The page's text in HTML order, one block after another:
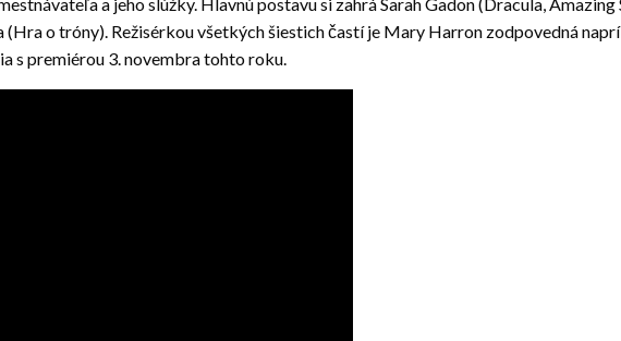
(Hra o tróny). Režisérkou všetkých šiestich častí je Mary Harron zodpovedná
s premiérou 3. novembra tohto roku.